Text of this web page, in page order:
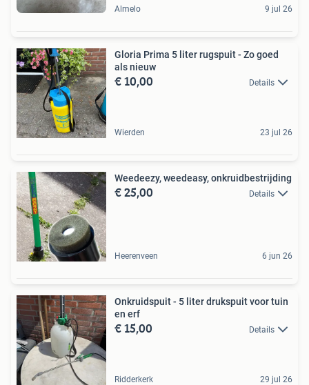
Almelo 9 jul 26
Gloria Prima 5 liter rugspuit - Zo goed
als nieuw
€ 10,00 Details
Wierden 23 jul 26
Weedeezy, weedeasy, onkruidbestrijding
€ 25,00 Details
Heerenveen 6 jun 26
Onkruidspuit - 5 liter drukspuit voor tuin
en erf
€ 15,00 Details
Ridderkerk 29 jul 26